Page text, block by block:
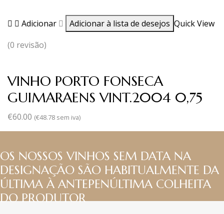
Adicionar Adicionar à lista de desejos Quick View
(0 revisão)
VINHO PORTO FONSECA
GUIMARAENS VINT.2004 0,75
€60.00 (€48.78 sem iva)
OS NOSSOS VINHOS SEM DATA NA
DESIGNAÇÃO SÃO HABITUALMENTE DA
ÚLTIMA À ANTEPENÚLTIMA COLHEITA
DO PRODUTOR